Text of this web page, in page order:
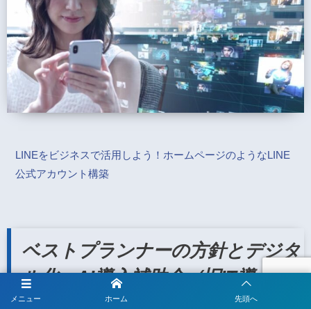
LINEをビジネスで活用しよう！ホームページのようなLINE
公式アカウント構築
ベストプランナーの方針とデジタ
ル化・AI導入補助金（旧IT導入補
助金）のポイント
メニュー ホーム 先頭へ